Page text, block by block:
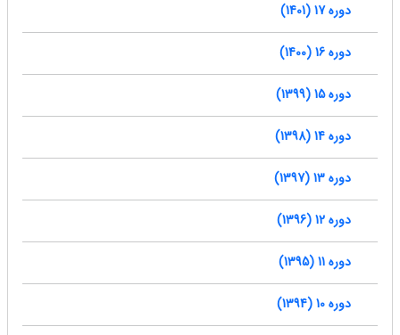
دوره 17 (1401)
دوره 16 (1400)
دوره 15 (1399)
دوره 14 (1398)
دوره 13 (1397)
دوره 12 (1396)
دوره 11 (1395)
دوره 10 (1394)